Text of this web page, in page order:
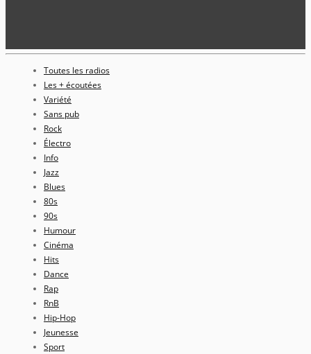
Toutes les radios
Les + écoutées
Variété
Sans pub
Rock
Électro
Info
Jazz
Blues
80s
90s
Humour
Cinéma
Hits
Dance
Rap
RnB
Hip-Hop
Jeunesse
Sport